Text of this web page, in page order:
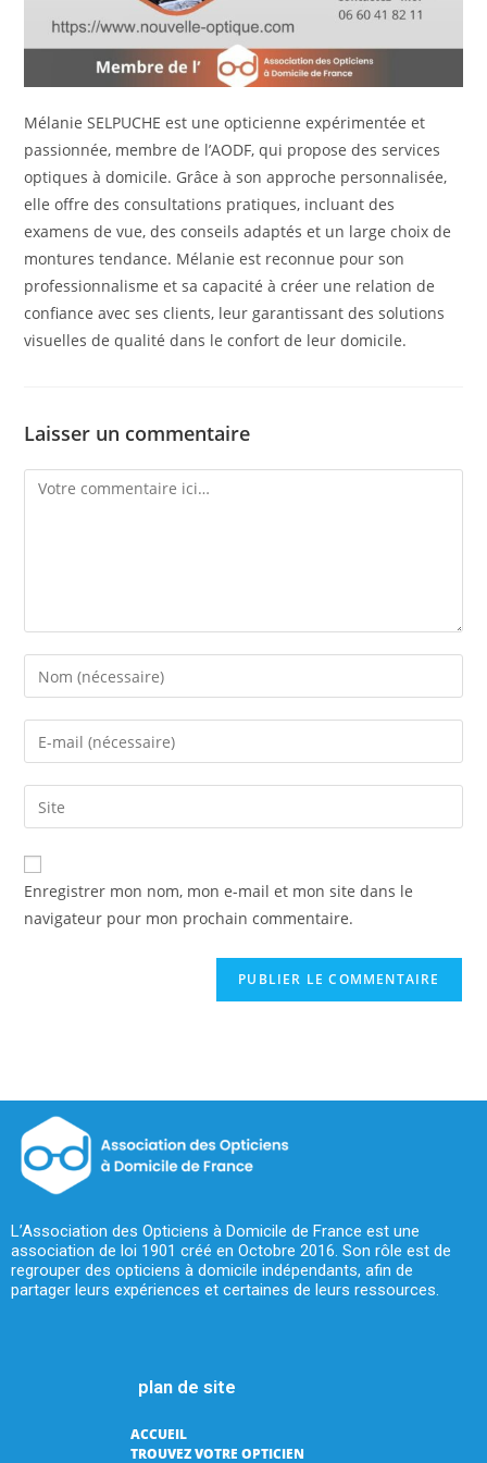
Mélanie SELPUCHE est une opticienne expérimentée et
passionnée, membre de l’AODF, qui propose des services
optiques à domicile. Grâce à son approche personnalisée,
elle offre des consultations pratiques, incluant des
examens de vue, des conseils adaptés et un large choix de
montures tendance. Mélanie est reconnue pour son
professionnalisme et sa capacité à créer une relation de
confiance avec ses clients, leur garantissant des solutions
visuelles de qualité dans le confort de leur domicile.
Laisser un commentaire
Enregistrer mon nom, mon e-mail et mon site dans le
navigateur pour mon prochain commentaire.
L’Association des Opticiens à Domicile de France est une
association de loi 1901 créé en Octobre 2016. Son rôle est de
regrouper des opticiens à domicile indépendants, afin de
partager leurs expériences et certaines de leurs ressources.
plan de site
ACCUEIL
TROUVEZ VOTRE OPTICIEN